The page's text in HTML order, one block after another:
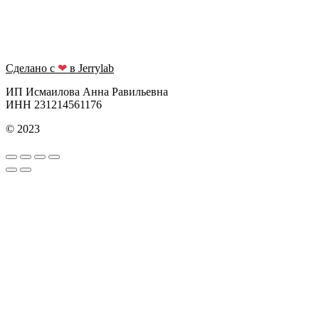
Сделано с ❤ в Jerrylab
ИП Исмаилова Анна Равильевна
ИНН 231214561176
© 2023